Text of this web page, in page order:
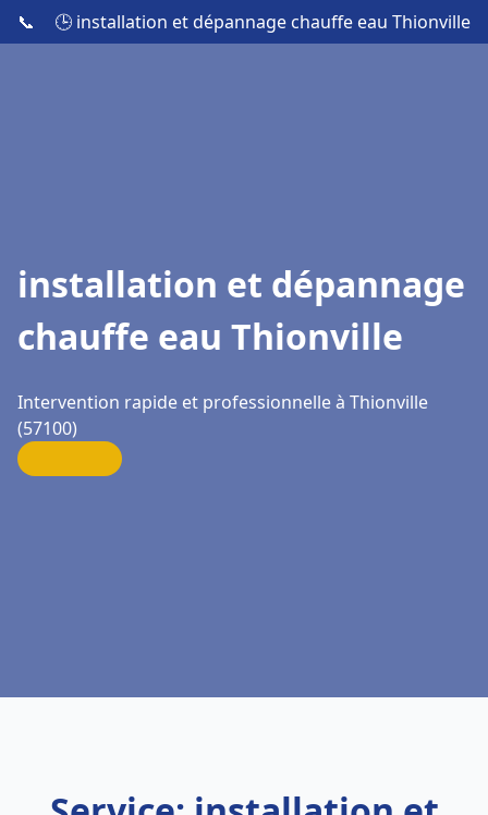
📞 🕒 installation et dépannage chauffe eau Thionville
installation et dépannage
chauffe eau Thionville
Intervention rapide et professionnelle à Thionville
(57100)